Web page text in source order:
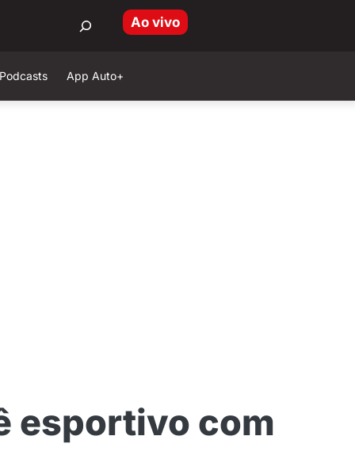
Ao vivo
Podcasts App Auto+
esportivo com